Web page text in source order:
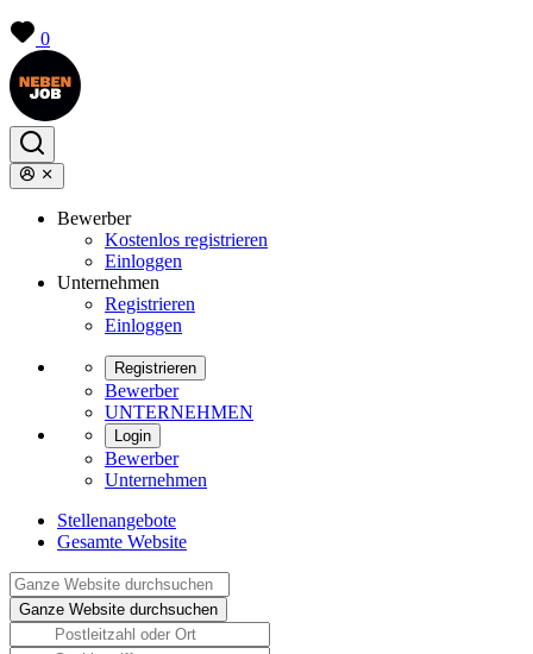
0
Bewerber
Kostenlos registrieren
Einloggen
Unternehmen
Registrieren
Einloggen
Registrieren
Bewerber
UNTERNEHMEN
Login
Bewerber
Unternehmen
Stellenangebote
Gesamte Website